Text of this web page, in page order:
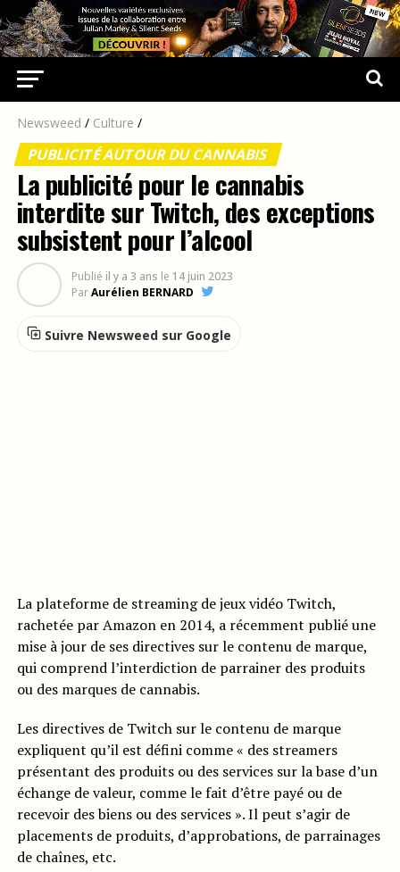
Newsweed / Culture /
PUBLICITÉ AUTOUR DU CANNABIS
La publicité pour le cannabis
interdite sur Twitch, des exceptions
subsistent pour l’alcool
Publié il y a 3 ans le 14 juin 2023
ParAurélien BERNARD
Suivre Newsweed sur Google
La plateforme de streaming de jeux vidéo Twitch,
rachetée par Amazon en 2014, a récemment publié une
mise à jour de ses directives sur le contenu de marque,
qui comprend l’interdiction de parrainer des produits
ou des marques de cannabis.
Les directives de Twitch sur le contenu de marque
expliquent qu’il est défini comme « des streamers
présentant des produits ou des services sur la base d’un
échange de valeur, comme le fait d’être payé ou de
recevoir des biens ou des services ». Il peut s’agir de
placements de produits, d’approbations, de parrainages
de chaînes, etc.